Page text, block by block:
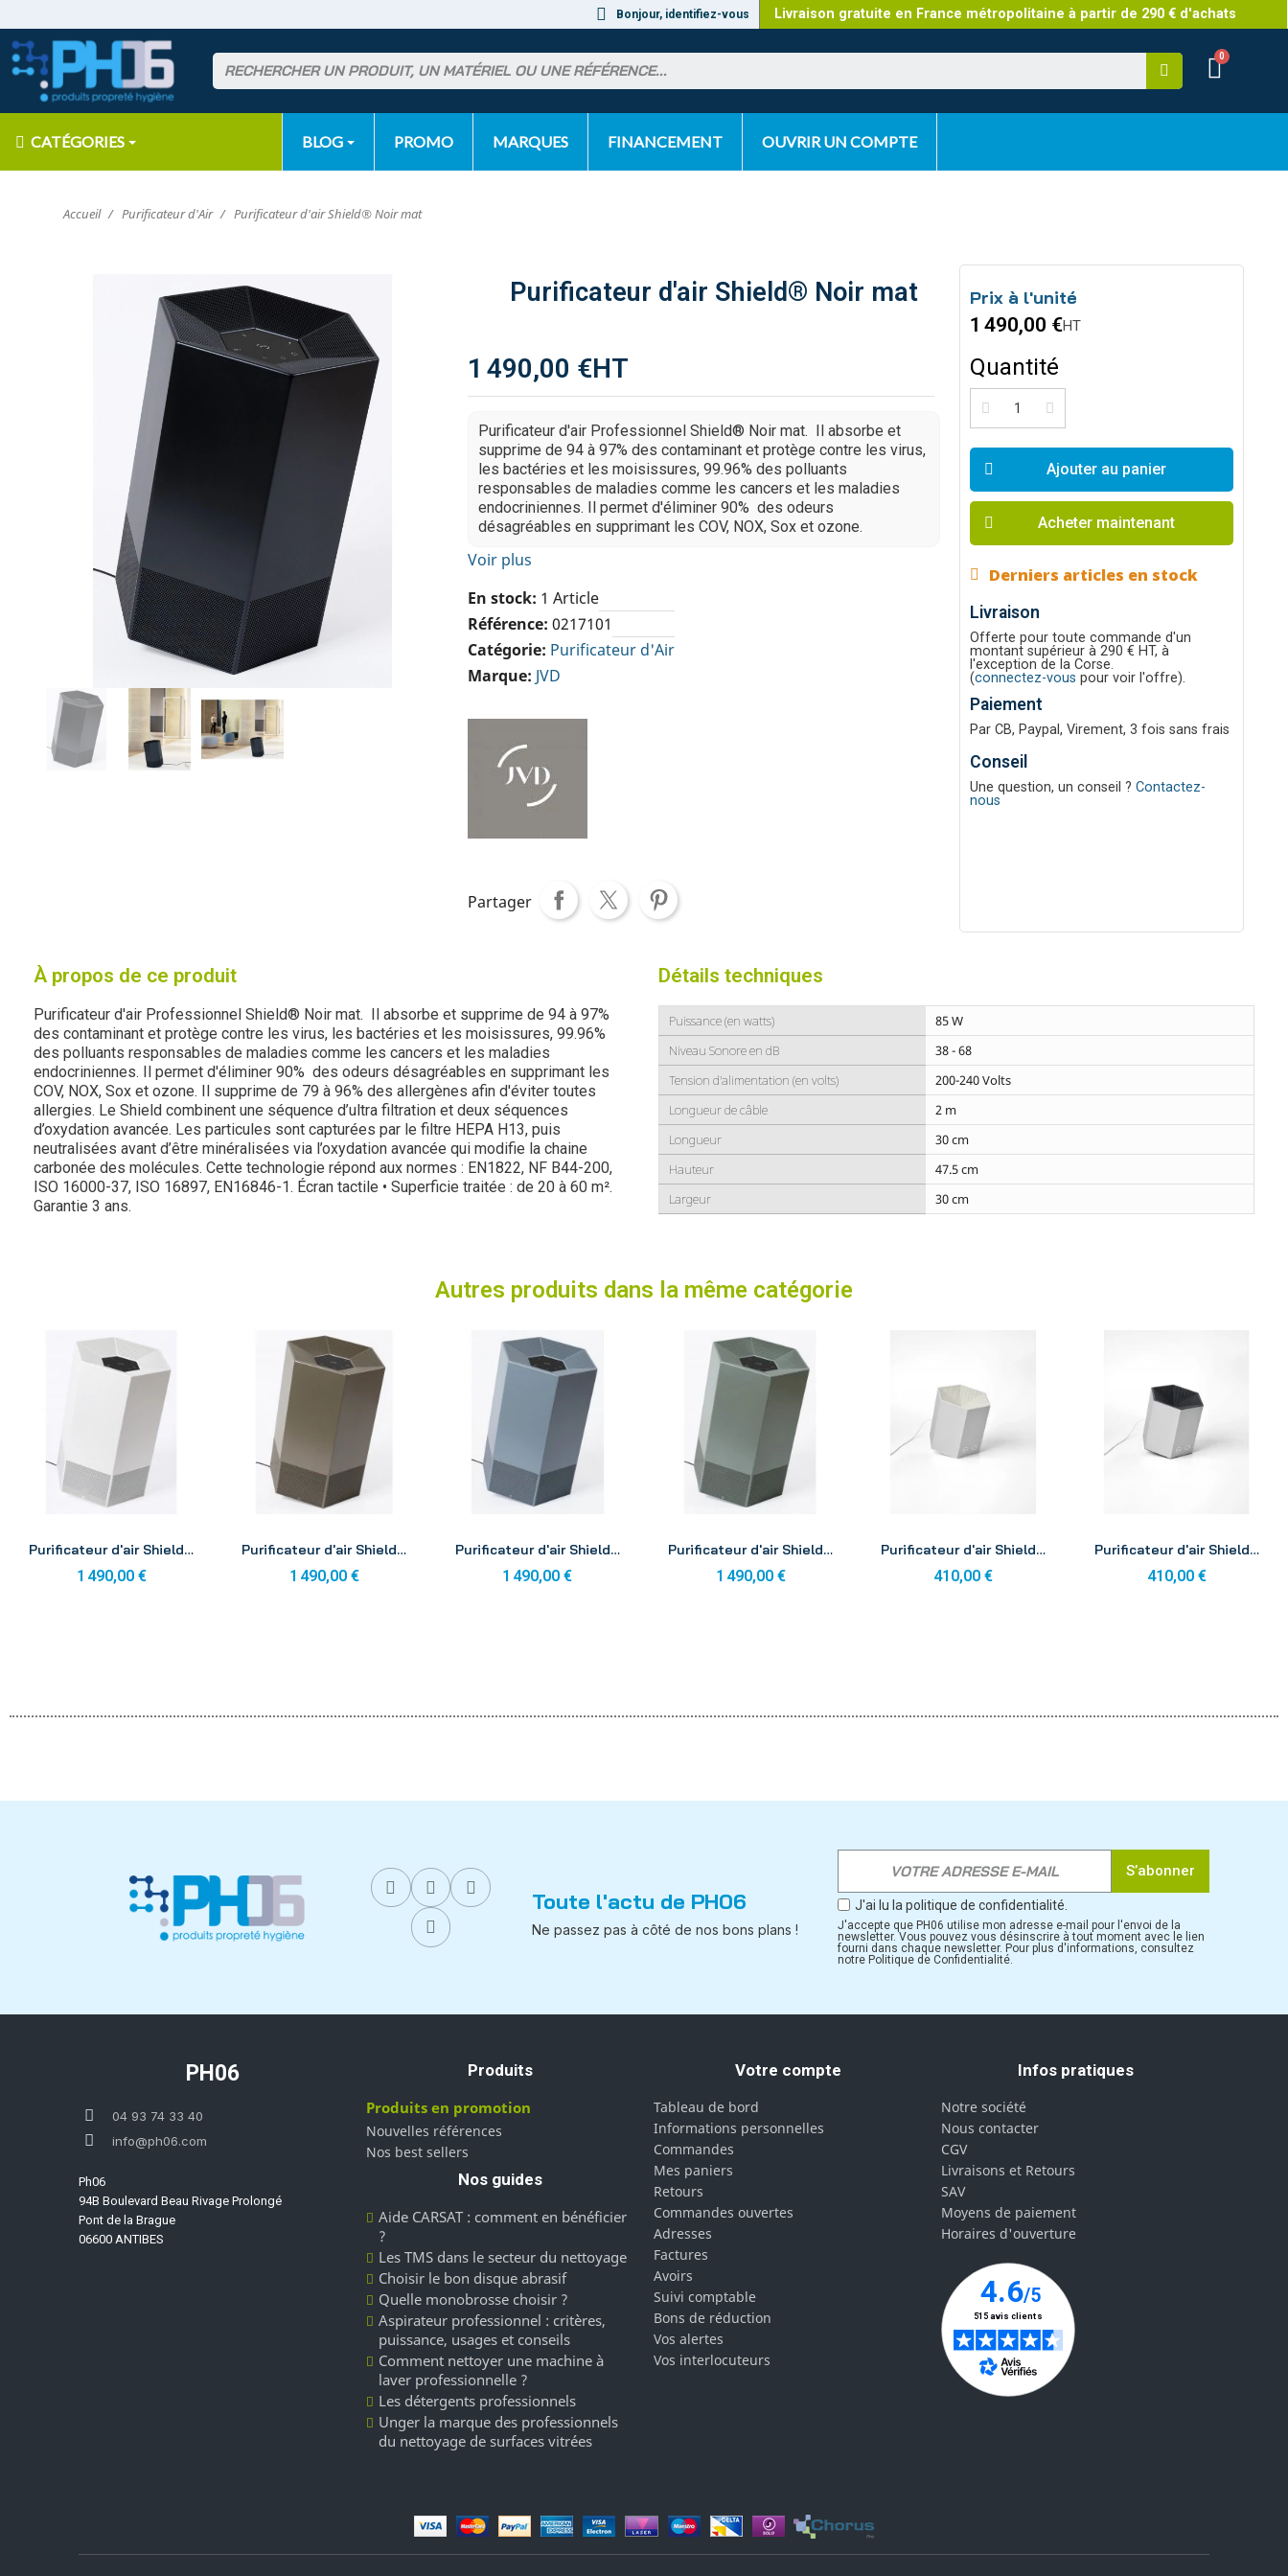
Bonjour, identifiez-vous Livraison gratuite en France métropolitaine à partir de 290 € d'achats
CATÉGORIES BLOG PROMO MARQUES FINANCEMENT OUVRIR UN COMPTE
Accueil Purificateur d'Air Purificateur d'air Shield® Noir mat
Purificateur d'air Shield® Noir mat
1 490,00 €HT
Purificateur d'air Professionnel Shield® Noir mat. Il absorbe et
supprime de 94 à 97% des contaminant et protège contre les virus,
les bactéries et les moisissures, 99.96% des polluants
responsables de maladies comme les cancers et les maladies
endocriniennes. Il permet d'éliminer 90% des odeurs
désagréables en supprimant les COV, NOX, Sox et ozone.
Voir plus
En stock 1 Article
Référence 0217101
Catégorie Purificateur d'Air
Marque JVD
Partager
Prix à l'unité
1 490,00 €HT
Quantité
Ajouter au panier
Acheter maintenant
Derniers articles en stock
Livraison
Offerte pour toute commande d'un
montant supérieur à 290 € HT, à
l'exception de la Corse.
(connectez-vous pour voir l'offre).
Paiement
Par CB, Paypal, Virement, 3 fois sans frais
Conseil
Une question, un conseil ?Contactez-
nous
À propos de ce produit
Purificateur d'air Professionnel Shield® Noir mat. Il absorbe et supprime de 94 à 97%
des contaminant et protège contre les virus, les bactéries et les moisissures, 99.96%
des polluants responsables de maladies comme les cancers et les maladies
endocriniennes. Il permet d'éliminer 90% des odeurs désagréables en supprimant les
COV, NOX, Sox et ozone. Il supprime de 79 à 96% des allergènes afin d'éviter toutes
allergies. Le Shield combinent une séquence d’ultra filtration et deux séquences
d’oxydation avancée. Les particules sont capturées par le filtre HEPA H13, puis
neutralisées avant d’être minéralisées via l’oxydation avancée qui modifie la chaine
carbonée des molécules. Cette technologie répond aux normes : EN1822, NF B44-200,
ISO 16000-37, ISO 16897, EN16846-1. Écran tactile • Superficie traitée : de 20 à 60 m².
Garantie 3 ans.
Détails techniques
Puissance (en watts)
85 W
Niveau Sonore en dB
38 - 68
Tension d'alimentation (en volts)
200-240 Volts
Longueur de câble
2 m
Longueur
30 cm
Hauteur
47.5 cm
Largeur
30 cm
Autres produits dans la même catégorie
Purificateur d'air Shield® Blanc crème
1 490,00 €
Purificateur d'air Shield® Bronze
1 490,00 €
Purificateur d'air Shield® Bleu saphir
1 490,00 €
Purificateur d'air Shield® Vert malachite
1 490,00 €
Purificateur d'air Shield® Compact Blanc crème
410,00 €
Purificateur d'air Shield® Compact Noir mat
410,00 €
Toute l'actu de PH06
Ne passez pas à côté de nos bons plans !
S’abonner
J'ai lu la politique de confidentialité.
J'accepte que PH06 utilise mon adresse e-mail pour l'envoi de la
newsletter. Vous pouvez vous désinscrire à tout moment avec le lien
fourni dans chaque newsletter. Pour plus d'informations, consultez
notre Politique de Confidentialité.
PH06
04 93 74 33 40
info@ph06.com
Ph06
94B Boulevard Beau Rivage Prolongé
Pont de la Brague
06600 ANTIBES
Produits
Produits en promotion
Nouvelles références
Nos best sellers
Nos guides
Aide CARSAT : comment en bénéficier
?
Les TMS dans le secteur du nettoyage
Choisir le bon disque abrasif
Quelle monobrosse choisir ?
Aspirateur professionnel : critères,
puissance, usages et conseils
Comment nettoyer une machine à
laver professionnelle ?
Les détergents professionnels
Unger la marque des professionnels
du nettoyage de surfaces vitrées
Votre compte
Tableau de bord
Informations personnelles
Commandes
Mes paniers
Retours
Commandes ouvertes
Adresses
Factures
Avoirs
Suivi comptable
Bons de réduction
Vos alertes
Vos interlocuteurs
Infos pratiques
Notre société
Nous contacter
CGV
Livraisons et Retours
SAV
Moyens de paiement
Horaires d'ouverture